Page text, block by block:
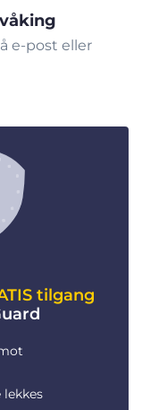
e-post eller
tilgang
lekkes